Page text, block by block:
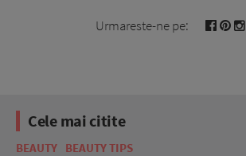
Urmareste-ne pe:
Cele mai citite
BEAUTY BEAUTY TIPS